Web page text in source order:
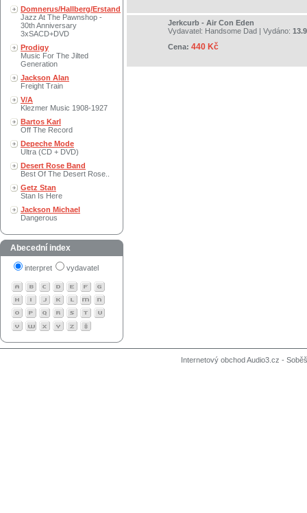
Domnerus/Hallberg/Erstand
Jazz At The Pawnshop -
30th Anniversary
3xSACD+DVD
Prodigy
Music For The Jilted
Generation
Jackson Alan
Freight Train
V/A
Klezmer Music 1908-1927
Bartos Karl
Off The Record
Depeche Mode
Ultra (CD + DVD)
Desert Rose Band
Best Of The Desert Rose..
Getz Stan
Stan Is Here
Jackson Michael
Dangerous
Abecední index
interpret vydavatel
Jerkcurb - Air Con Eden
Vydavatel: Handsome Dad | Vydáno:
Cena: 440 Kč
Internetový obchod Audio3.cz -